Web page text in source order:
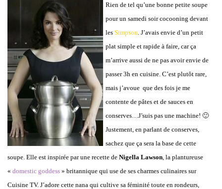
Rien de tel qu’une bonne petite soupe
pour un samedi soir cocooning devant
les Simpson J’avais envie d’un petit
plat simple et rapide à faire, car ça
m’arrive aussi de ne pas avoir envie de
passer 3h en cuisine. C’est plutôt rare,
mais j’avoue que des fois je me
contente de pâtes et de sauces en
conserves…J’suis pas une machine! 🙂
Justement, en parlant de conserves,
sachez que ça sera la base de cette
soupe. Elle est inspirée par une recette de Nigella Lawson , la plantureuse
« domestic goddess » britannique qui use de ses charmes culinaires sur
Cuisine TV. J’adore cette nana qui cultive sa féminité toute en rondeurs,